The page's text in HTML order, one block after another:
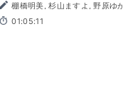
棚橋明美, 杉山ますよ, 野原ゆ
01:05:11